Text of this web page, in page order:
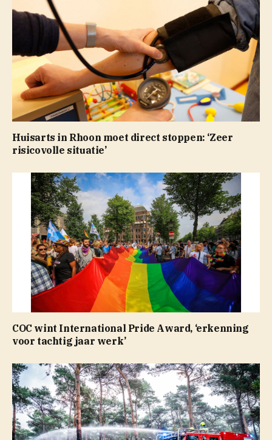
Huisarts in Rhoon moet direct stoppen: ‘Zeer
risicovolle situatie’
COC wint International Pride Award, ‘erkenning
voor tachtig jaar werk’